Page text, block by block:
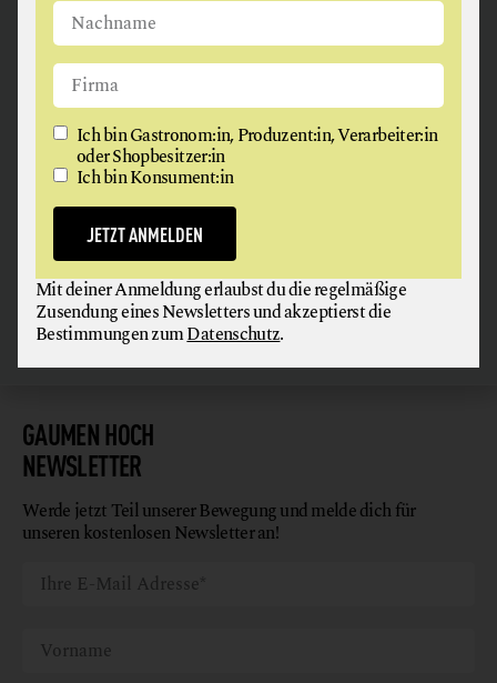
ANGUS & ARTHUR
FLEISCH + FLEISCHERZEUGNISSE
2326 Maria Lanzendorf
GAUMEN HOCH
NEWSLETTER
Werde jetzt Teil unserer Bewegung und melde dich für
unseren kostenlosen Newsletter an!
Ich bin Gastronom:in, Produzent:in, Verarbeiter:in
oder Shopbesitzer:in
Ich bin Konsument:in
JETZT ANMELDEN
Mit deiner Anmeldung erlaubst du die regelmäßige
Zusendung eines Newsletters und akzeptierst die
Bestimmungen zumDatenschutz.